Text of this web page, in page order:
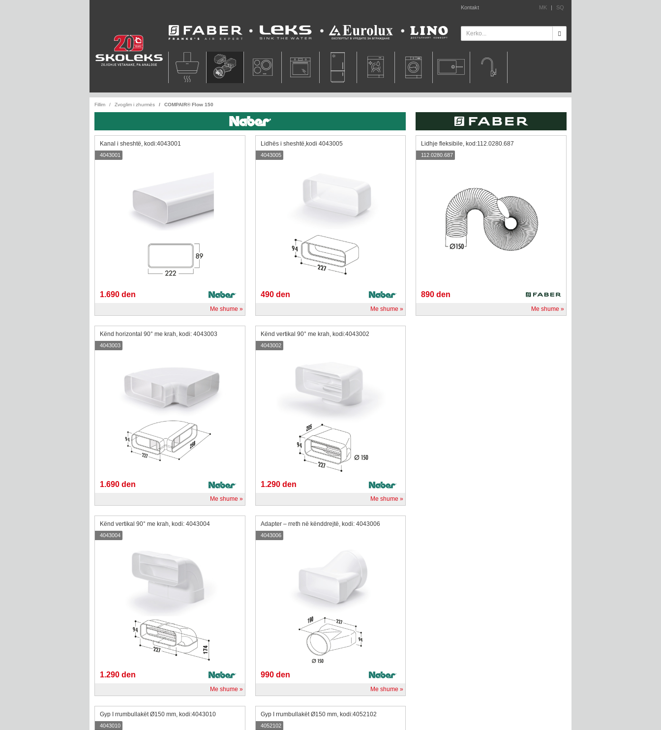
Kontakt
Faber Leks Eurolux Lino
MK | SQ
Fillim Zvoglim i zhurmës COMPAIR® Flow 150
Kanal i sheshtë, kodi:4043001
1.690 den
Me shume
4043001
Lidhës i sheshtë,kodi 4043005
490 den
Me shume
4043005
Kënd horizontal 90° me krah, kodi: 4043003
1.690 den
Me shume
4043003
Kënd vertikal 90° me krah, kodi:4043002
1.290 den
Me shume
4043002
Kënd vertikal 90° me krah, kodi: 4043004
1.290 den
Me shume
4043004
Adapter – rreth në kënddrejtë, kodi: 4043006
990 den
Me shume
4043006
Gyp I rrumbullakët Ø150 mm, kodi:4043010
4043010
Gyp I rrumbullakët Ø150 mm, kodi:4052102
4052102
Lidhje fleksibile, kod:112.0280.687
890 den
Me shume
112.0280.687